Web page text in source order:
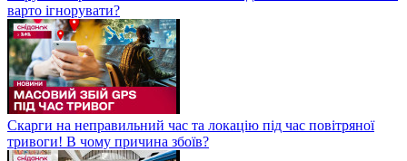
варто ігнорувати?
Скарги на неправильний час та локацію під час повітряної
тривоги! В чому причина збоїв?